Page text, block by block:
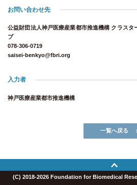
お問い合わせ先
公益財団法人神戸医療産業都市推進機構 クラスタ
プ
078-306-0719
saisei-benkyo@fbri.org
入力者
神戸医療産業都市推進機構
一覧へ戻る
(C) 2018-2026 Foundation for Biomedical